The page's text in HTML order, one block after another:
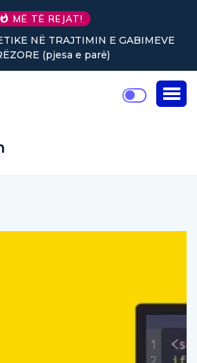
MË TË REJAT!
NË TRAJTIMIN E GABIMEVE
(pjesa e parë)